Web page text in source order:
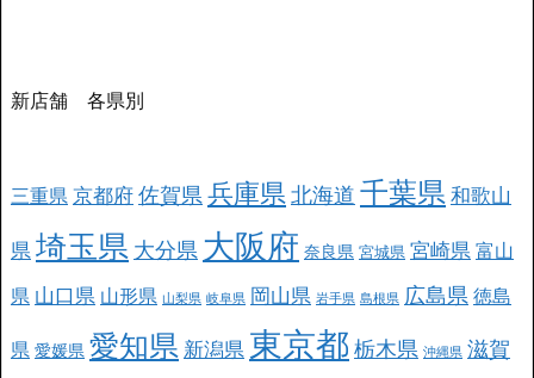
新店舗 各県別
三重県京都府佐賀県 兵庫県北海道 千葉県 和歌山
県 埼玉県 大分県 大阪府 奈良県 宮城県 宮崎県 富山
県 山口県 山形県 山梨県 岐阜県 岡山県 岩手県 島根県 広島県 徳島
県 愛媛県 愛知県 新潟県 東京都 栃木県 沖縄県 滋賀